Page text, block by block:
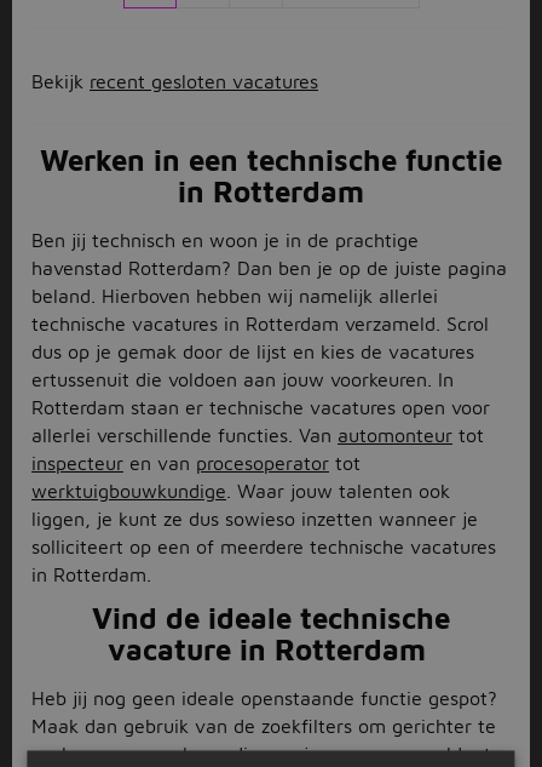
Bekijk recent gesloten vacatures
Werken in een technische functie
in Rotterdam
Ben jij technisch en woon je in de prachtige
havenstad Rotterdam? Dan ben je op de juiste pagina
beland. Hierboven hebben wij namelijk allerlei
technische vacatures in Rotterdam verzameld. Scrol
dus op je gemak door de lijst en kies de vacatures
ertussenuit die voldoen aan jouw voorkeuren. In
Rotterdam staan er technische vacatures open voor
allerlei verschillende functies. Van automonteur tot
inspecteur en van procesoperator tot
werktuigbouwkundige . Waar jouw talenten ook
liggen, je kunt ze dus sowieso inzetten wanneer je
solliciteert op een of meerdere technische vacatures
in Rotterdam.
Vind de ideale technische
vacature in Rotterdam
Heb jij nog geen ideale openstaande functie gespot?
Maak dan gebruik van de zoekfilters om gerichter te
zoeken naar een baan die aan jouw wensen voldoet.